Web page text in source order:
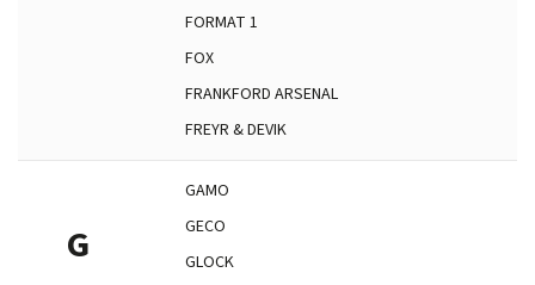
FORMAT 1
FOX
FRANKFORD ARSENAL
FREYR & DEVIK
G
GAMO
GECO
GLOCK